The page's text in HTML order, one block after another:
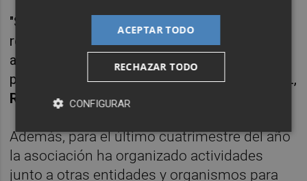
"Se trata de proyectos que invitan a la
reflexión y marcan las líneas a trabajar para
afrontar nuevos desafíos", ha señalado el
presidente del Área de Innovación de ATEVAL,
Rafael Lurbe.
Además, para el último cuatrimestre del año
la asociación ha organizado actividades
junto a otras entidades y organismos para
ACEPTAR TODO
RECHAZAR TODO
CONFIGURAR